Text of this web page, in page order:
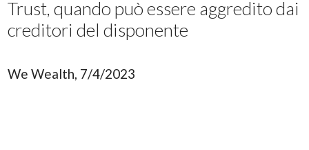
Trust, quando può essere aggredito dai
creditori del disponente
We Wealth, 7/4/2023